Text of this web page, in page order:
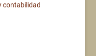
contabilidad